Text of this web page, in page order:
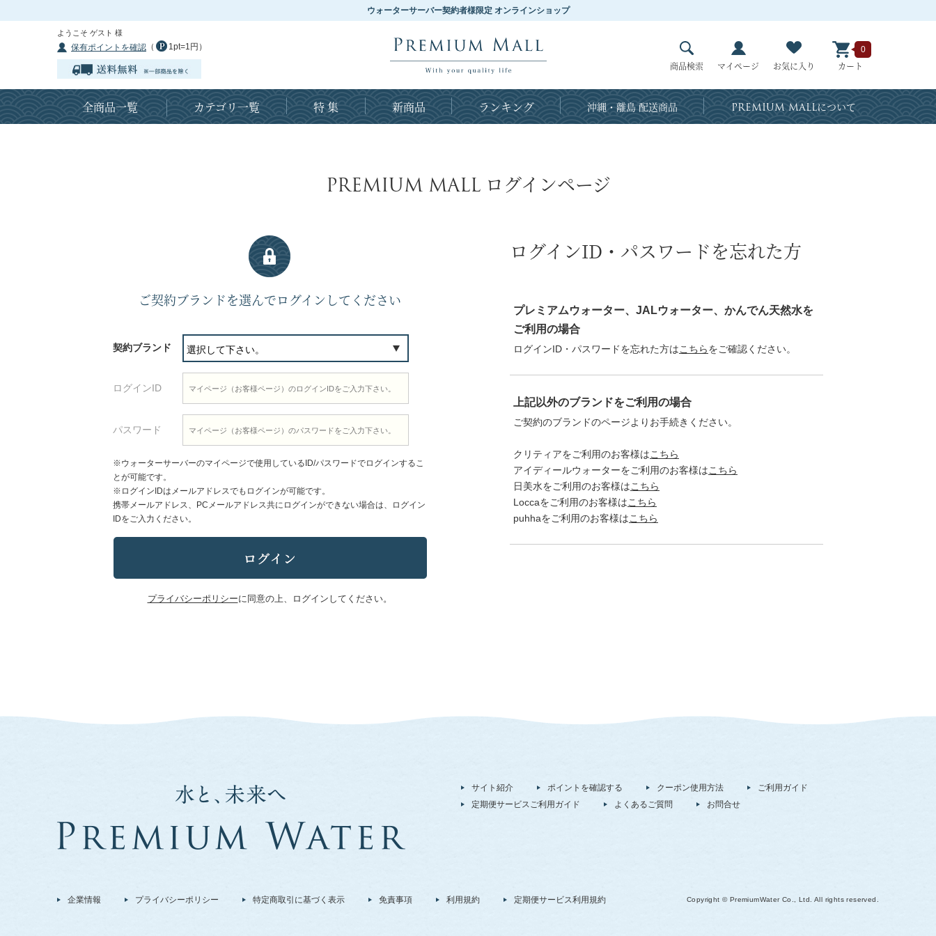
ウォーターサーバー契約者様限定 オンラインショップ
ようこそ ゲスト 様
保有ポイントを確認 （ 1pt=1円）
商品検索 マイページ お気に入り カート
0
全商品一覧 カテゴリ一覧 特 集 新商品 ランキング 沖縄・離島 配送商品 PREMIUM MALLについて
PREMIUM MALLログインページ
ご契約ブランドを選んでログインしてください
契約ブランド
ログインID
パスワード
※ウォーターサーバーのマイページで使用しているID/パスワードでログインするこ
とが可能です。
※ログインIDはメールアドレスでもログインが可能です。
携帯メールアドレス、PCメールアドレス共にログインができない場合は、ログイン
IDをご入力ください。
プライバシーポリシーに同意の上、ログインしてください。
ログインID・パスワードを忘れた方
プレミアムウォーター、JALウォーター、かんでん天然水を
ご利用の場合
ログインID・パスワードを忘れた方はこちらをご確認ください。
上記以外のブランドをご利用の場合
ご契約のブランドのページよりお手続きください。
クリティアをご利用のお客様はこちら
アイディールウォーターをご利用のお客様はこちら
日美水をご利用のお客様はこちら
Loccaをご利用のお客様はこちら
puhhaをご利用のお客様はこちら
サイト紹介 ポイントを確認する クーポン使用方法
ご利用ガイド
定期便サービスご利用ガイド
よくあるご質問 お問合せ
企業情報 プライバシーポリシー 特定商取引に基づく表示 免責事項 利用規約 定期便サービス利用規約 Copyright © PremiumWater Co., Ltd. All rights reserved.